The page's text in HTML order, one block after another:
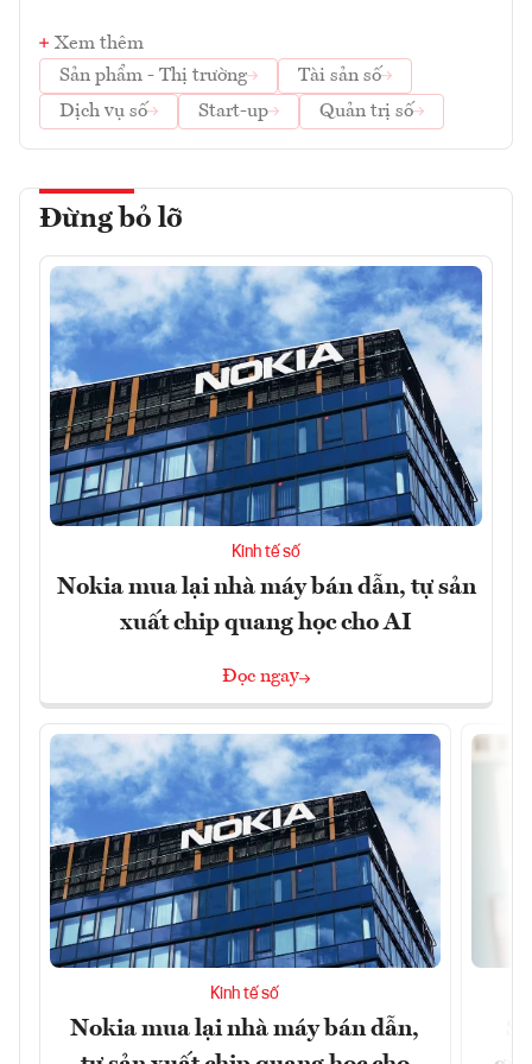
Xem thêm
Sản phẩm - Thị trường
Tài sản số
Dịch vụ số
Start-up Quản trị số
Đừng bỏ lỡ
Kinh tế số
Nokia mua lại nhà máy bán dẫn, tự sản
xuất chip quang học cho AI
Đọc ngay
Kinh tế số
Nokia mua lại nhà máy bán dẫn,